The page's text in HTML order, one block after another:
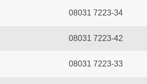
08031 7223-34
08031 7223-42
08031 7223-33